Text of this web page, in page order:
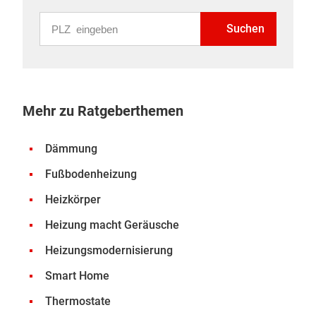
Suchen
Mehr zu Ratgeberthemen
Dämmung
Fußbodenheizung
Heizkörper
Heizung macht Geräusche
Heizungsmodernisierung
Smart Home
Thermostate